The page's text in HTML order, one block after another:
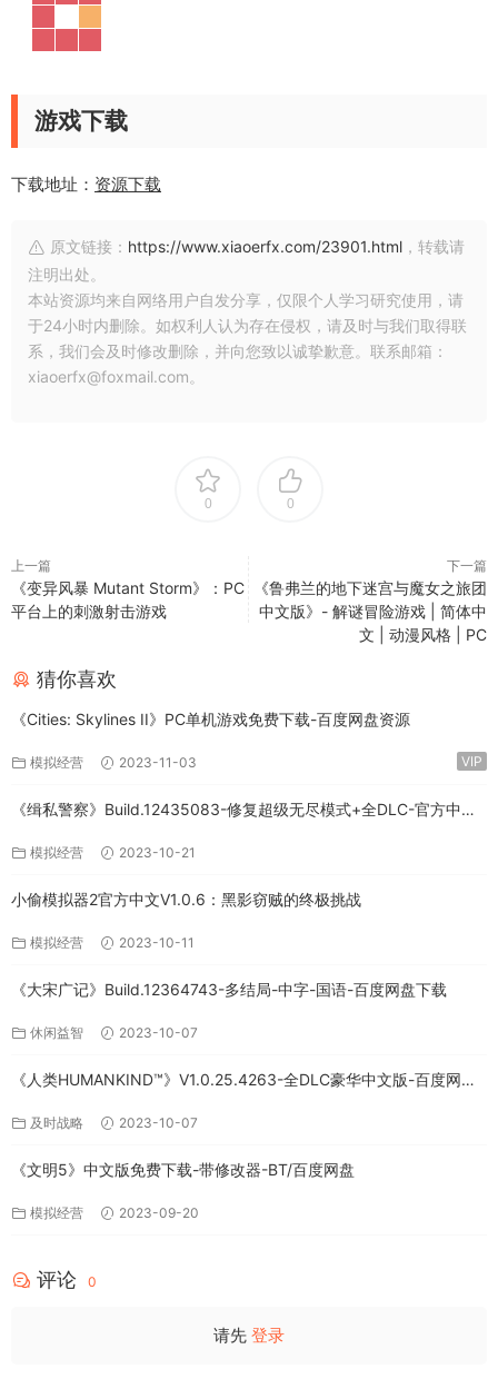
游戏下载
下载地址： 资源下载
原文链接： https://www.xiaoerfx.com/23901.html ，转载请
注明出处。
本站资源均来自网络用户自发分享，仅限个人学习研究使用，请
于24小时内删除。如权利人认为存在侵权，请及时与我们取得联
系，我们会及时修改删除，并向您致以诚挚歉意。联系邮箱：
xiaoerfx@foxmail.com。
0 0
上一篇
《变异风暴 Mutant Storm》：PC
平台上的刺激射击游戏
下一篇
《鲁弗兰的地下迷宫与魔女之旅团
中文版》- 解谜冒险游戏 | 简体中
文 | 动漫风格 | PC
猜你喜欢
《Cities: Skylines II》PC单机游戏免费下载-百度网盘资源
模拟经营 2023-11-03 VIP
《缉私警察》Build.12435083-修复超级无尽模式+全DLC-官方中文-
模拟经营 2023-10-21
小偷模拟器2官方中文V1.0.6：黑影窃贼的终极挑战
模拟经营 2023-10-11
《大宋广记》Build.12364743-多结局-中字-国语-百度网盘下载
休闲益智 2023-10-07
《人类HUMANKIND™》V1.0.25.4263-全DLC豪华中文版-百度网盘
及时战略 2023-10-07
《文明5》中文版免费下载-带修改器-BT/百度网盘
模拟经营 2023-09-20
评论 0
请先 登录